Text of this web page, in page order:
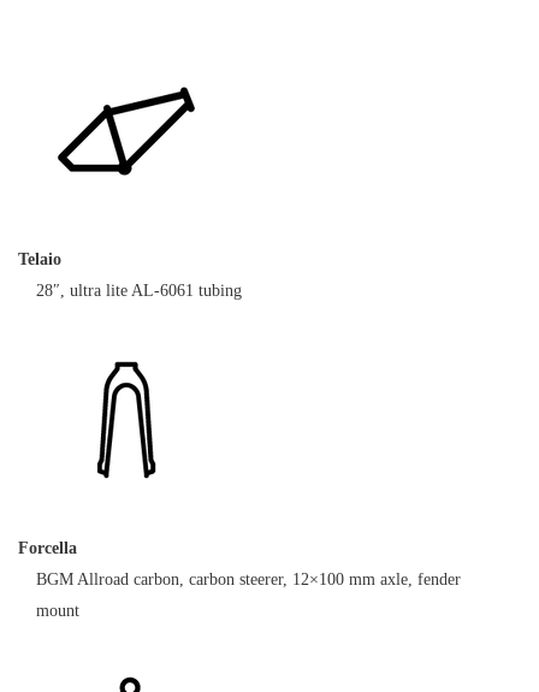
Telaio
28″, ultra lite AL-6061 tubing
Forcella
BGM Allroad carbon, carbon steerer, 12×100 mm axle, fender
mount